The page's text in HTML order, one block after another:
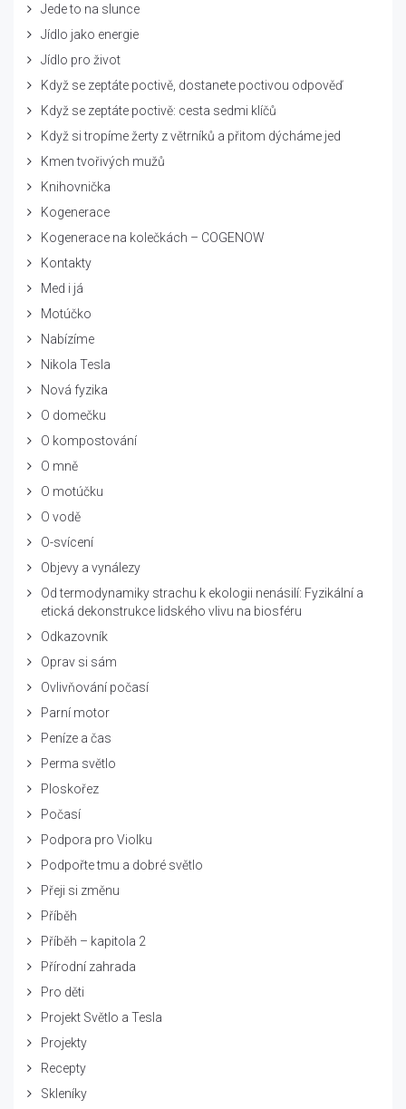
Jede to na slunce
Jídlo jako energie
Jídlo pro život
Když se zeptáte poctivě, dostanete poctivou odpověď
Když se zeptáte poctivě: cesta sedmi klíčů
Když si tropíme žerty z větrníků a přitom dýcháme jed
Kmen tvořivých mužů
Knihovnička
Kogenerace
Kogenerace na kolečkách – COGENOW
Kontakty
Med i já
Motúčko
Nabízíme
Nikola Tesla
Nová fyzika
O domečku
O kompostování
O mně
O motúčku
O vodě
O-svícení
Objevy a vynálezy
Od termodynamiky strachu k ekologii nenásilí: Fyzikální a
etická dekonstrukce lidského vlivu na biosféru
Odkazovník
Oprav si sám
Ovlivňování počasí
Parní motor
Peníze a čas
Perma světlo
Ploskořez
Počasí
Podpora pro Violku
Podpořte tmu a dobré světlo
Přeji si změnu
Příběh
Příběh – kapitola 2
Přírodní zahrada
Pro děti
Projekt Světlo a Tesla
Projekty
Recepty
Skleníky